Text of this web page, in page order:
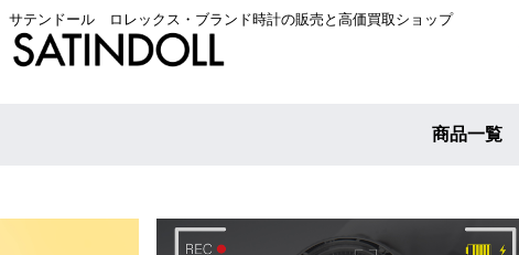
サテンドール ロレックス・ブランド時計の販売と高価買取ショップ
商品一覧